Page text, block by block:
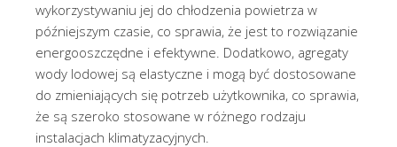
wykorzystywaniu jej do chłodzenia powietrza w
późniejszym czasie, co sprawia, że jest to rozwiązanie
energooszczędne i efektywne. Dodatkowo, agregaty
wody lodowej są elastyczne i mogą być dostosowane
do zmieniających się potrzeb użytkownika, co sprawia,
że są szeroko stosowane w różnego rodzaju
instalacjach klimatyzacyjnych.